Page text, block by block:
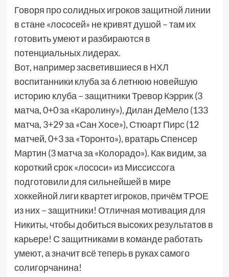
Говоря про солидных игроков защитной линии
в стане «лососей» не кривят душой – там их
готовить умеют и разбираются в
потенциальных лидерах.
Вот, например засветившиеся в НХЛ
воспитанники клуба за 6 летнюю новейшую
историю клуба – защитники Тревор Кэррик (3
матча, 0+0 за «Каролину»), Дилан ДеМело (133
матча, 3+29 за «Сан Хосе»), Стюарт Пирс (12
матчей, 0+3 за «Торонто»), вратарь Спенсер
Мартин (3 матча за «Колорадо»). Как видим, за
короткий срок «лососи» из Миссиссога
подготовили для сильнейшей в мире
хоккейной лиги квартет игроков, причём ТРОЕ
из них – защитники! Отличная мотивация для
Никиты, чтобы добиться высоких результатов в
карьере! С защитниками в команде работать
умеют, а значит всё теперь в руках самого
солигорчанина!